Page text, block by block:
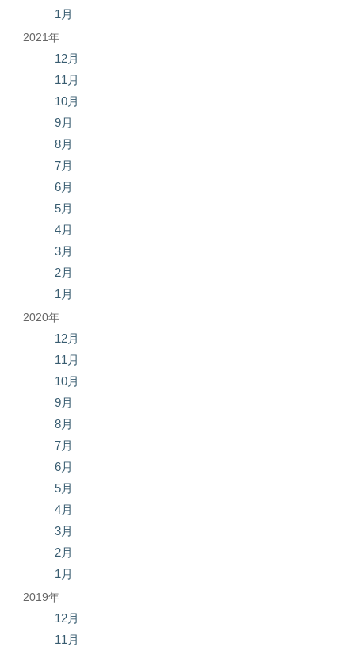
1月
2021年
12月
11月
10月
9月
8月
7月
6月
5月
4月
3月
2月
1月
2020年
12月
11月
10月
9月
8月
7月
6月
5月
4月
3月
2月
1月
2019年
12月
11月